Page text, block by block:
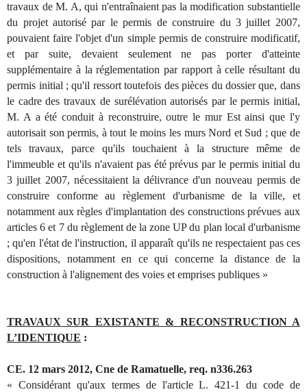
travaux de M. A, qui n'entraînaient pas la modification substantielle
du projet autorisé par le permis de construire du 3 juillet 2007,
pouvaient faire l'objet d'un simple permis de construire modificatif,
et par suite, devaient seulement ne pas porter d'atteinte
supplémentaire à la réglementation par rapport à celle résultant du
permis initial ; qu'il ressort toutefois des pièces du dossier que, dans
le cadre des travaux de surélévation autorisés par le permis initial,
M. A a été conduit à reconstruire, outre le mur Est ainsi que l'y
autorisait son permis, à tout le moins les murs Nord et Sud ; que de
tels travaux, parce qu'ils touchaient à la structure même de
l'immeuble et qu'ils n'avaient pas été prévus par le permis initial du
3 juillet 2007, nécessitaient la délivrance d'un nouveau permis de
construire conforme au règlement d'urbanisme de la ville, et
notamment aux règles d'implantation des constructions prévues aux
articles 6 et 7 du règlement de la zone UP du plan local d'urbanisme
; qu'en l'état de l'instruction, il apparaît qu'ils ne respectaient pas ces
dispositions, notamment en ce qui concerne la distance de la
construction à l'alignement des voies et emprises publiques »
TRAVAUX SUR EXISTANTE & RECONSTRUCTION A
L’IDENTIQUE :
CE. 12 mars 2012, Cne de Ramatuelle, req. n336.263
« Considérant qu'aux termes de l'article L. 421-1 du code de